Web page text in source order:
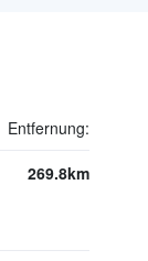
Entfernung:
269.8km